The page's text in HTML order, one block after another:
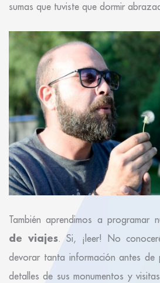
sumas que tuviste que dormir
También aprendimos a programar
de viajes. Si, ¡leer! No
devorar tanta información antes de
detalles de sus monumentos y